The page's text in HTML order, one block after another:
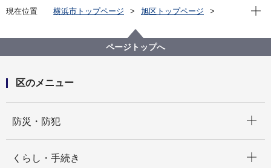
現在位置 横浜市トップページ
旭区トップページ
現在
ページトップへ
区のメニュー
防災・防犯
くらし・手続き